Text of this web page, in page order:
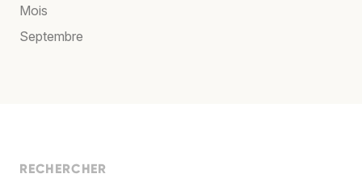
Mois
Septembre
RECHERCHER